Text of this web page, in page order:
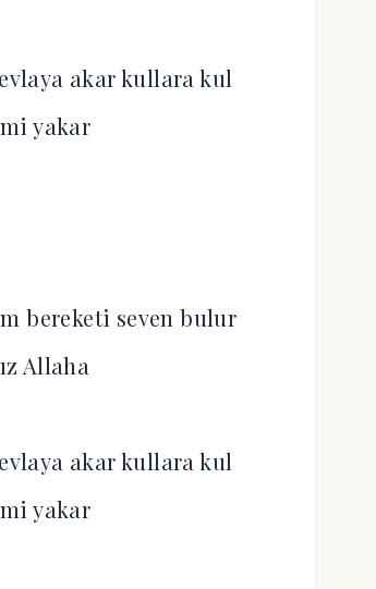
akar kullara kul
yakar
bereketi seven bulur
Allaha
akar kullara kul
yakar